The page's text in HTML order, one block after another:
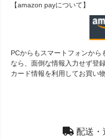
【amazon payについて】
PCからもスマートフォンか
なら、面倒な情報入力せず登
カード情報を利用してお買い
配送・